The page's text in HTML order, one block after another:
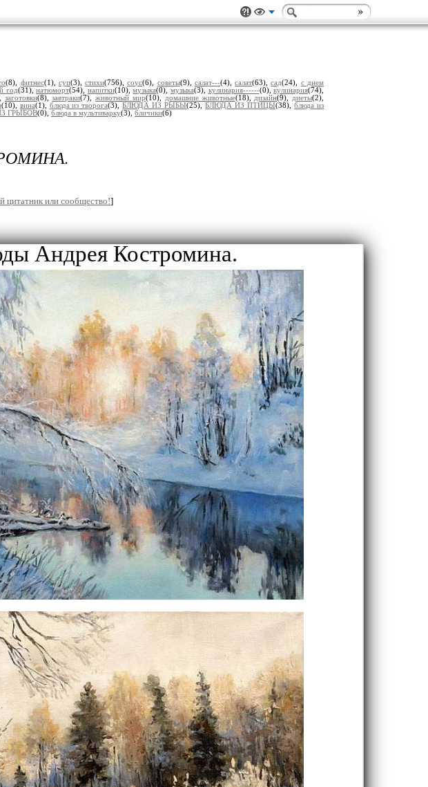
(8), фитнес(1), суп(3),стихи(756),соус(6), советы(9), салат---(4),салат(63),сад(24), с днем
год(31),натюморт(54), напитки(10),музыка(0), музыка(3), кулинария------(0),кулинария(74),
заготовки(8),завтраки(7),животный мир(10), домашние животные(18), дизайн(9), диеты(2),
(10), вина(1), блюда из творога(3),БЛЮДА ИЗ РЫБЫ(25),БЛЮДА ИЗ ПТИЦЫ(38),блюда из
ГРЫБОВ(0), блюда в мультиварку(3), бличики(6)
цитатник или сообщество!]
Андрея Костромина.